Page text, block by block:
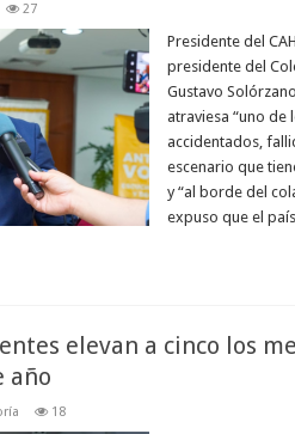
27
Presidente del
presidente del
Gustavo
atraviesa “uno de
accidentados,
escenario que
y “al borde del
expuso que el
elevan a cinco los
año
18